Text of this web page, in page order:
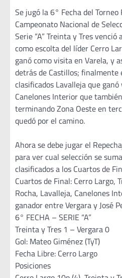
Se jugó la 6° Fecha del
Campeonato Nacional de
Serie “A” Treinta y Tres
como escolta del líder Cerro
ganó como visita en Varela, y
detrás de Castillos; finalmente
clasificados Lavalleja que
Canelones Interior que
terminando Zona Oeste en
quedó por el camino.
Ahora se debe jugar el
para ver cual selección se
clasificados a los Cuartos de
Cuartos de Final: Cerro Largo,
Rocha, Lavalleja, Canelones
ganador entre Vergara y José
6° FECHA – SERIE “A”
Treinta y Tres 1 – Vergara 0
Gol: Mateo Giménez (TyT)
Fecha Libre: Cerro Largo
Posiciones